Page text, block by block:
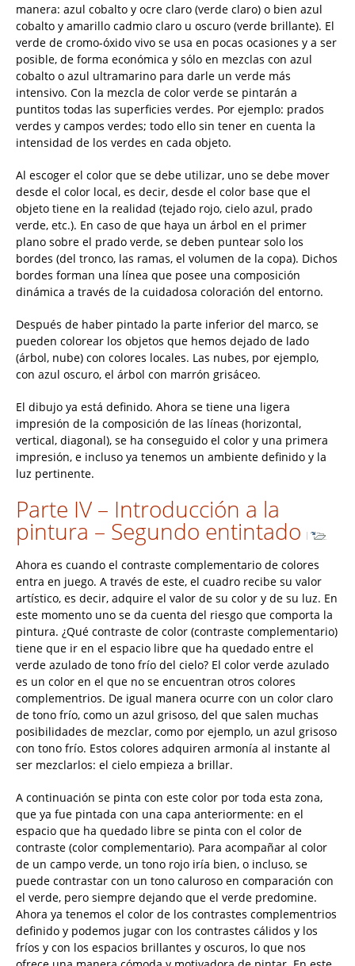
manera: azul cobalto y ocre claro (verde claro) o bien azul
cobalto y amarillo cadmio claro u oscuro (verde brillante). El
verde de cromo-óxido vivo se usa en pocas ocasiones y a ser
posible, de forma económica y sólo en mezclas con azul
cobalto o azul ultramarino para darle un verde más
intensivo. Con la mezcla de color verde se pintarán a
puntitos todas las superficies verdes. Por ejemplo: prados
verdes y campos verdes; todo ello sin tener en cuenta la
intensidad de los verdes en cada objeto.
Al escoger el color que se debe utilizar, uno se debe mover
desde el color local, es decir, desde el color base que el
objeto tiene en la realidad (tejado rojo, cielo azul, prado
verde, etc.). En caso de que haya un árbol en el primer
plano sobre el prado verde, se deben puntear solo los
bordes (del tronco, las ramas, el volumen de la copa). Dichos
bordes forman una línea que posee una composición
dinámica a través de la cuidadosa coloración del entorno.
Después de haber pintado la parte inferior del marco, se
pueden colorear los objetos que hemos dejado de lado
(árbol, nube) con colores locales. Las nubes, por ejemplo,
con azul oscuro, el árbol con marrón grisáceo.
El dibujo ya está definido. Ahora se tiene una ligera
impresión de la composición de las líneas (horizontal,
vertical, diagonal), se ha conseguido el color y una primera
impresión, e incluso ya tenemos un ambiente definido y la
luz pertinente.
Parte IV – Introducción a la
pintura – Segundo entintado
Ahora es cuando el contraste complementario de colores
entra en juego. A través de este, el cuadro recibe su valor
artístico, es decir, adquire el valor de su color y de su luz. En
este momento uno se da cuenta del riesgo que comporta la
pintura. ¿Qué contraste de color (contraste complementario)
tiene que ir en el espacio libre que ha quedado entre el
verde azulado de tono frío del cielo? El color verde azulado
es un color en el que no se encuentran otros colores
complementrios. De igual manera ocurre con un color claro
de tono frío, como un azul grisoso, del que salen muchas
posibilidades de mezclar, como por ejemplo, un azul grisoso
con tono frío. Estos colores adquiren armonía al instante al
ser mezclarlos: el cielo empieza a brillar.
A continuación se pinta con este color por toda esta zona,
que ya fue pintada con una capa anteriormente: en el
espacio que ha quedado libre se pinta con el color de
contraste (color complementario). Para acompañar al color
de un campo verde, un tono rojo iría bien, o incluso, se
puede contrastar con un tono caluroso en comparación con
el verde, pero siempre dejando que el verde predomine.
Ahora ya tenemos el color de los contrastes complementrios
definido y podemos jugar con los contrastes cálidos y los
fríos y con los espacios brillantes y oscuros, lo que nos